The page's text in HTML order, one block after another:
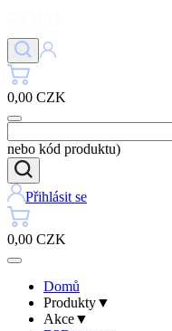
0,00 CZK
nebo kód produktu)
Přihlásit se
0,00 CZK
Domů
Produkty▼
Akce▼